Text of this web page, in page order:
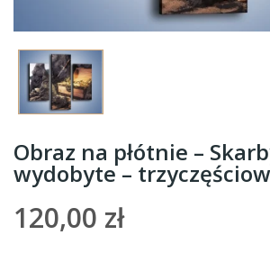
Obraz na płótnie –
wydobyte –
120,00 zł